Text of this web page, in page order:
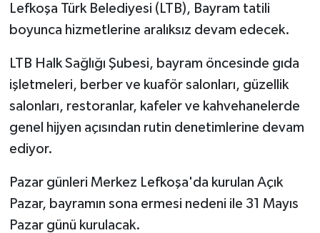
Lefkoşa Türk Belediyesi (LTB), Bayram tatili
boyunca hizmetlerine aralıksız devam edecek.
LTB Halk Sağlığı Şubesi, bayram öncesinde gıda
işletmeleri, berber ve kuaför salonları, güzellik
salonları, restoranlar, kafeler ve kahvehanelerde
genel hijyen açısından rutin denetimlerine devam
ediyor.
Pazar günleri Merkez Lefkoşa'da kurulan Açık
Pazar, bayramın sona ermesi nedeni ile 31 Mayıs
Pazar günü kurulacak.